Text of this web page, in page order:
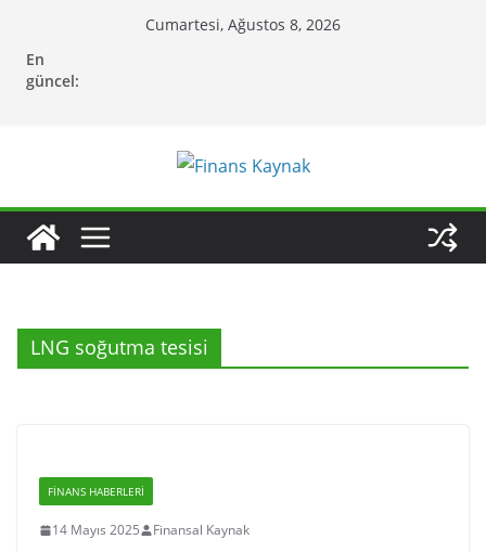
content
Cumartesi, Ağustos 8, 2026
En
güncel:
LNG soğutma tesisi
FINANS HABERLERI
14 Mayıs 2025 Finansal Kaynak